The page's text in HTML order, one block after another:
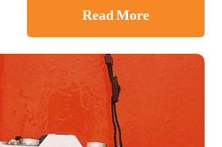
Read More